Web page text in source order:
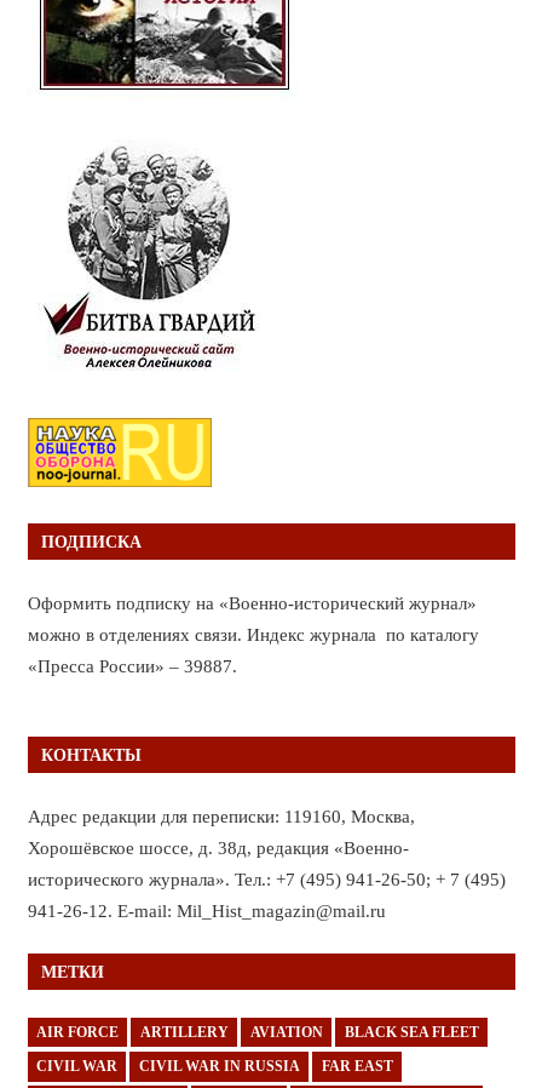
ПОДПИСКА
Оформить подписку на «Военно-исторический журнал»
можно в отделениях связи. Индекс журнала по каталогу
«Пресса России» – 39887.
КОНТАКТЫ
Адрес редакции для переписки: 119160, Москва,
Хорошёвское шоссе, д. 38д, редакция «Военно-
исторического журнала». Тел.: +7 (495) 941-26-50; + 7 (495)
941-26-12. E-mail: Mil_Hist_magazin@mail.ru
МЕТКИ
AIR FORCE ARTILLERY AVIATION BLACK SEA FLEET
CIVIL WAR CIVIL WAR IN RUSSIA FAR EAST